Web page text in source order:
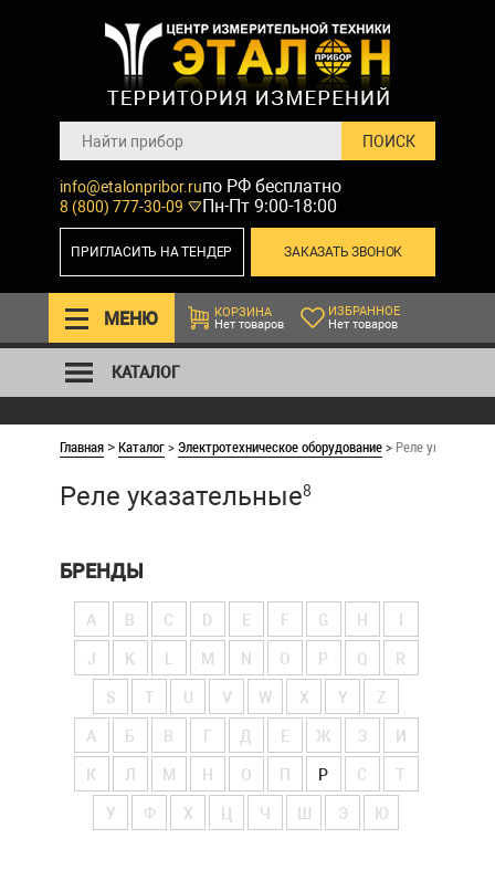
info@etalonpribor.ru
8 (800) 777-30-09
по РФ бесплатно
Пн-Пт 9:00-18:00
ЗАКАЗАТЬ ЗВОНОК
ПРИГЛАСИТЬ НА ТЕНДЕР
МЕНЮ
КОРЗИНА
Нет товаров
ИЗБРАННОЕ
Нет товаров
КАТАЛОГ
Главная >Каталог>Электротехническое оборудование> Реле
Реле указательные8
БРЕНДЫ
A B C D E F G H
J K M N O P Q R
S T V W X Y Z
А Б В Г Д Е Ж З И
К Л М Н О П Р С Т
У Ф Х Ч Э Ю